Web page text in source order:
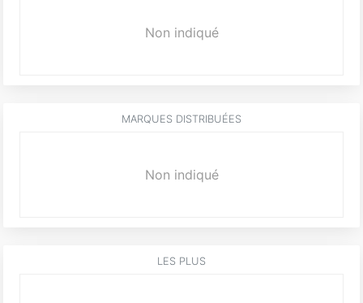
Non indiqué
MARQUES DISTRIBUÉES
Non indiqué
LES PLUS